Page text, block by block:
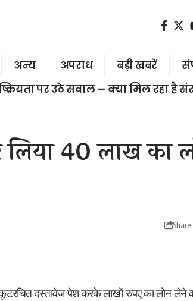
अन्य अपराध बड़ी खबरें
पर उठे सवाल — क्या मिल रहा है
लिया 40 लाख का
Share
दस्तावेज पेश करके लाखों रुपए का लोन लेने